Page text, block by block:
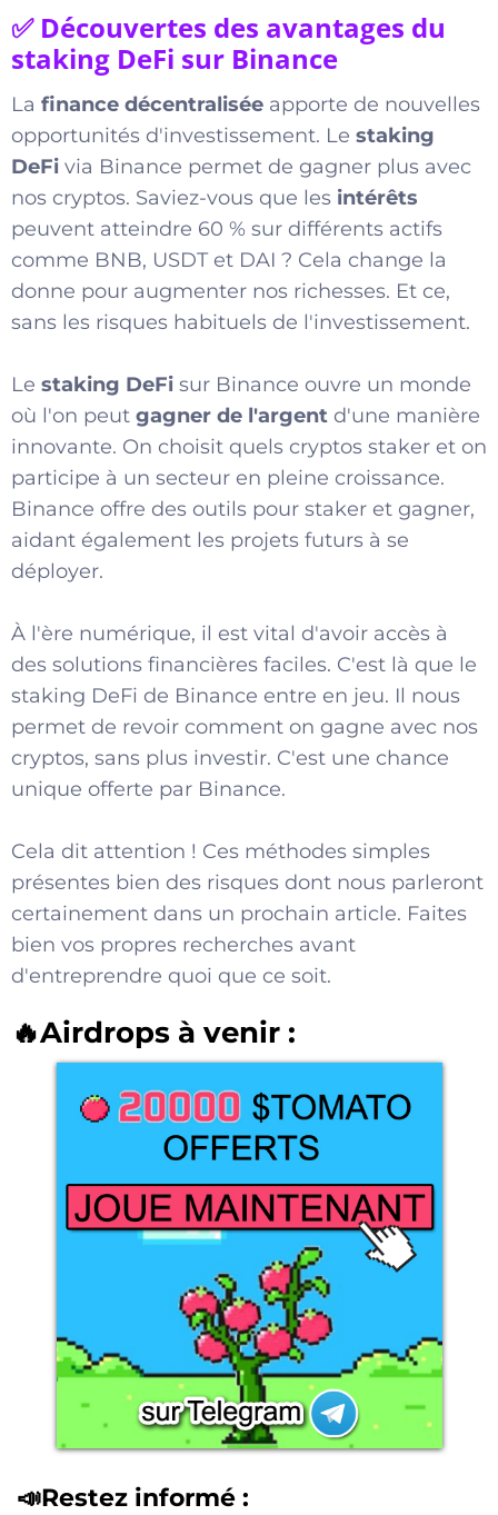
✅ Découvertes des avantages du
staking DeFi sur Binance
La finance décentralisée apporte de nouvelles
opportunités d'investissement. Le staking
DeFi via Binance permet de gagner plus avec
nos cryptos. Saviez-vous que les intérêts
peuvent atteindre 60 % sur différents actifs
comme BNB, USDT et DAI ? Cela change la
donne pour augmenter nos richesses. Et ce,
sans les risques habituels de l'investissement.
Le staking DeFi sur Binance ouvre un monde
où l'on peut gagner de l'argent d'une manière
innovante. On choisit quels cryptos staker et on
participe à un secteur en pleine croissance.
Binance offre des outils pour staker et gagner,
aidant également les projets futurs à se
déployer.
À l'ère numérique, il est vital d'avoir accès à
des solutions financières faciles. C'est là que le
staking DeFi de Binance entre en jeu. Il nous
permet de revoir comment on gagne avec nos
cryptos, sans plus investir. C'est une chance
unique offerte par Binance.
Cela dit attention ! Ces méthodes simples
présentes bien des risques dont nous parleront
certainement dans un prochain article. Faites
bien vos propres recherches avant
d'entreprendre quoi que ce soit.
🔥Airdrops à venir :
📣Restez informé :